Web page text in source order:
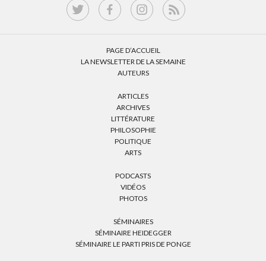
PAGE D’ACCUEIL
LA NEWSLETTER DE LA SEMAINE
AUTEURS
ARTICLES
ARCHIVES
LITTÉRATURE
PHILOSOPHIE
POLITIQUE
ARTS
PODCASTS
VIDÉOS
PHOTOS
SÉMINAIRES
SÉMINAIRE HEIDEGGER
SÉMINAIRE LE PARTI PRIS DE PONGE